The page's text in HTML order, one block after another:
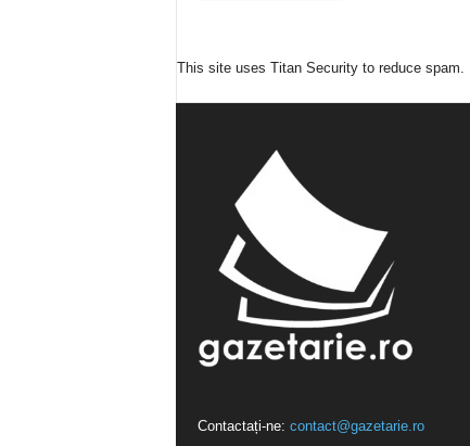
This site uses Titan Security to reduce spam.
Contactați-ne: contact@gazetarie.ro